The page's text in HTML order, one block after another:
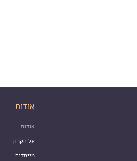
אודות
אודות
על הקרון
מייסדים